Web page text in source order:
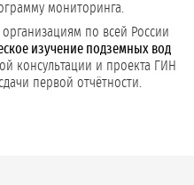
мониторинга.
организациям по всей России
изучение подземных вод
консультации и проекта ГИН
первой отчётности.